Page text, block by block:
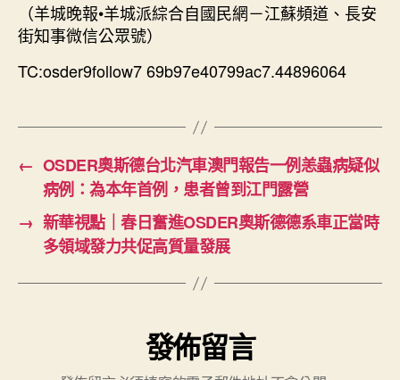
（羊城晚報•羊城派綜合自國民網－江蘇頻道、長安
街知事微信公眾號）
TC:osder9follow7 69b97e40799ac7.44896064
← OSDER奧斯德台北汽車澳門報告一例恙蟲病疑似
病例：為本年首例，患者曾到江門露營
→ 新華視點｜春日奮進OSDER奧斯德德系車正當時
多領域發力共促高質量發展
發佈留言